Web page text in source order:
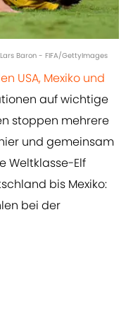
Baron - FIFA/GettyImages
USA, Mexiko und
auf wichtige
stoppen mehrere
und gemeinsam
Weltklasse-Elf
bis Mexiko:
bei der